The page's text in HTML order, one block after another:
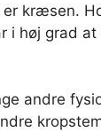
kræsen.
i høj grad
andre